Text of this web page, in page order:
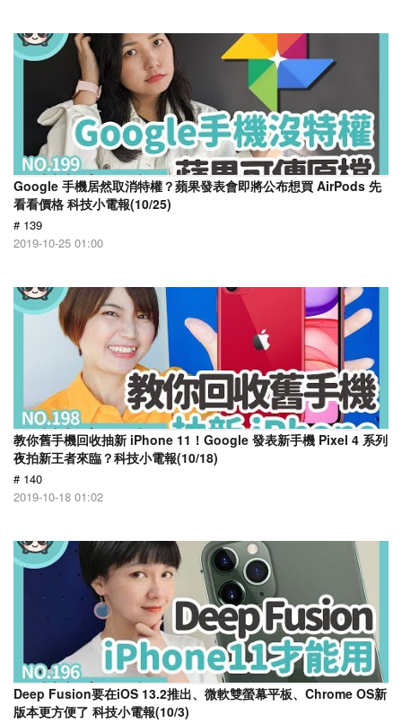
Google 手機居然取消特權？蘋果發表會即將公布想買 AirPods 先
看看價格 科技小電報(10/25)
# 139
2019-10-25 01:00
教你舊手機回收抽新 iPhone 11！Google 發表新手機 Pixel 4 系列
夜拍新王者來臨？科技小電報(10/18)
# 140
2019-10-18 01:02
Deep Fusion要在iOS 13.2推出、微軟雙螢幕平板、Chrome OS新
版本更方便了 科技小電報(10/3)